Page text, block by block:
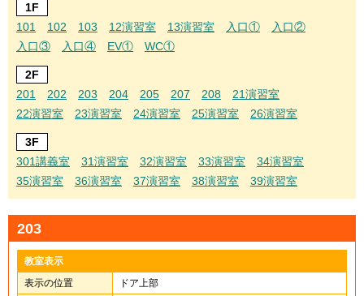
1F
101
102 103 12演習室 13演習室 入口①
入口②
入口③
入口④ EV① WC①
2F
201
202 203 204 205 207 208
21演習室
22演習室
23演習室 24演習室 25演習室 26演習室
3F
301講義室
31演習室 32演習室 33演習室
34演習室
35演習室
36演習室 37演習室 38演習室 39演習室
203
教室表示
表示の位置
ドア上部